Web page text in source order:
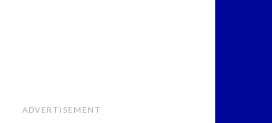
ADVERTISEMENT